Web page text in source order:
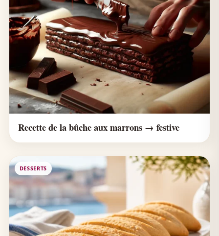
Recette de la bûche aux marrons → festive
DESSERTS